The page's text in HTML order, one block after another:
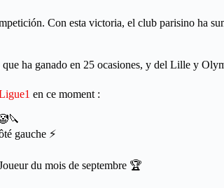
Con esta victoria, el club parisino ha
ha ganado en 25 ocasiones, y del Lille y
en ce moment :
gauche ⚡️
du mois de septembre 🏆